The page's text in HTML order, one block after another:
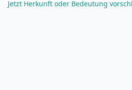
Jetzt Herkunft oder Bedeutung